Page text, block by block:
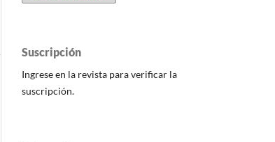
Suscripción
Ingrese en la revista para verificar la
suscripción.